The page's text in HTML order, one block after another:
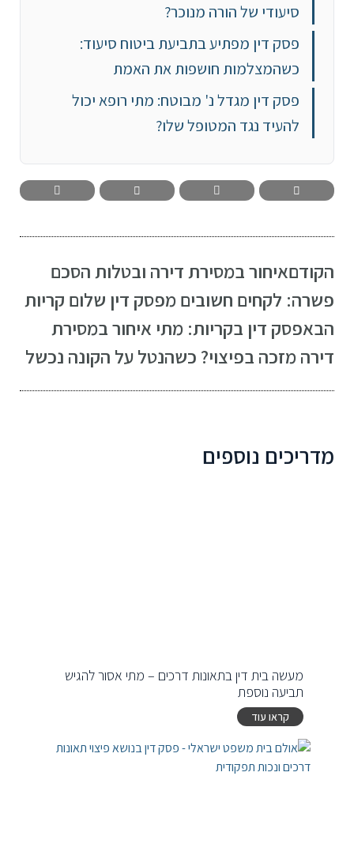
סיעודי של הורה מנוכר?
פסק דין מפתיע בתביעת ביטוח סיעוד:
כשהמצלמות חושפות את האמת
פסק דין מגדל נ' מבוטח: מתי רופא יכול
להעיד נגד המטופל שלו?
הקודםאיחור במסירת דירה ובטלות הסכם
פשרה: לקחים חשובים מפסק דין שלום קריות
הבאפסק דין בקריות: מתי איחור במסירת
דירה מזכה בפיצוי? כשהנטל על הקונה נכשל
מדריכים נוספים
מעשה בית דין בתאונות דרכים – מתי אסור להגיש
תביעה נוספת
קראו עוד